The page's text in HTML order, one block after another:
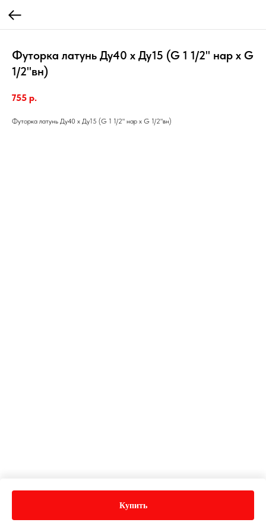
Футорка латунь Ду40 х Ду15 (G 1 1/2" нар х G
1/2"вн)
755 р.
Купить
Футорка латунь Ду40 х Ду15 (G 1 1/2" нар х G 1/2"вн)